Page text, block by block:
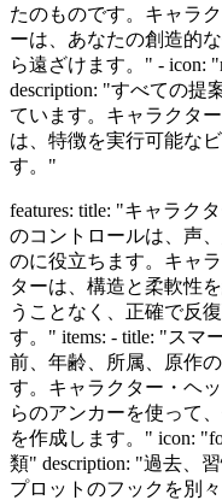
たのものです。キャラ
ーは、あなたの創造的
ら遠ざけます。" - icon:
description: "すべての提
ています。キャラクタ
は、特徴を実行可能な
す。"
features: title: "キャラク
のコントロールは、声
のに役立ちます。キャ
ターは、構造と柔軟性
うことなく、正確で反
す。" items: - title: "スマ
前、年齢、所属、原作
す。キャラクター・ヘ
らのアンカーを使って
を作成します。" icon:
類" description: "過去、
プロットのフックを別